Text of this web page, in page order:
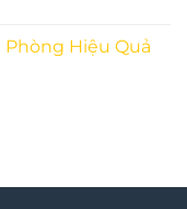
Phòng Hiệu Quả